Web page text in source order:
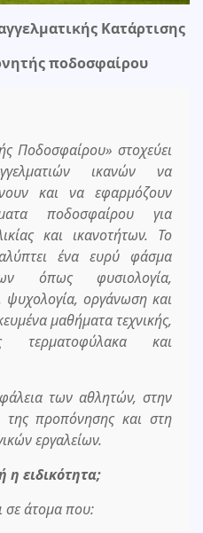
Κατάρτισης
ποδοσφαίρου
Ποδοσφαίρου» στοχεύει
ικανών να
και να εφαρμόζουν
ποδοσφαίρου για
και ικανοτήτων. Το
ένα ευρύ φάσμα
όπως φυσιολογία,
ψυχολογία, οργάνωση και
μαθήματα τεχνικής,
τερματοφύλακα και
των αθλητών, στην
της προπόνησης και στη
εργαλείων.
η ειδικότητα;
σε άτομα που: